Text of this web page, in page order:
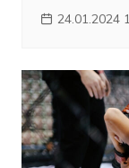
24.01.2024